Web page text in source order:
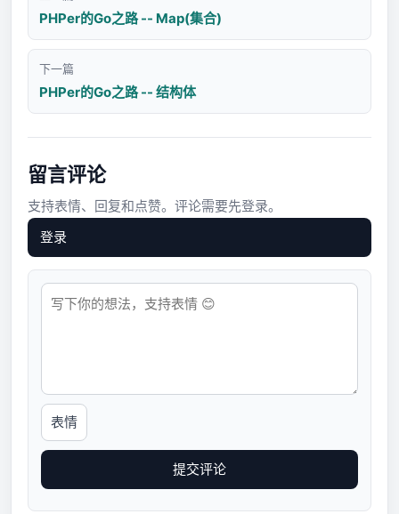
PHPer的Go之路 -- Map(集合)
下一篇
PHPer的Go之路 -- 结构体
留言评论
支持表情、回复和点赞。评论需要先登录。
登录
表情
提交评论